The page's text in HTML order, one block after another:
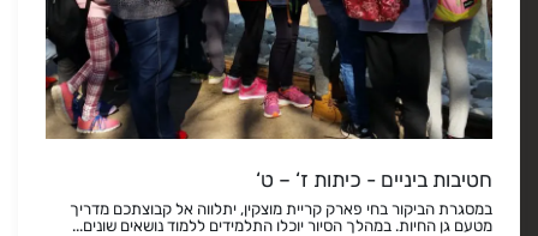
חטיבות ביניים - כיתות ז‘ – ט‘
במסגרת הביקור בחי פארק קריית מוצקין, יתלווה אל קבוצתכם מדריך
מטעם גן החיות. במהלך הסיור יוכלו התלמידים ללמוד נושאים שונים...